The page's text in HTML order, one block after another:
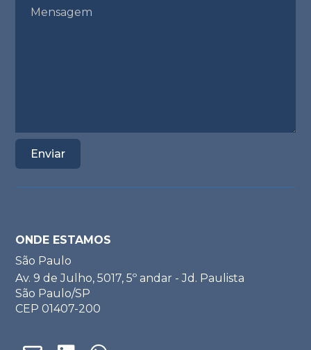
ONDE ESTAMOS
São Paulo
Av. 9 de Julho, 5017, 5º andar - Jd. Paulista
São Paulo/SP
CEP 01407-200